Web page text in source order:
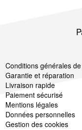
Conditions générales
Garantie et réparation
Livraison rapide
Paiement sécurisé
Mentions légales
Données personnelles
Gestion des cookies